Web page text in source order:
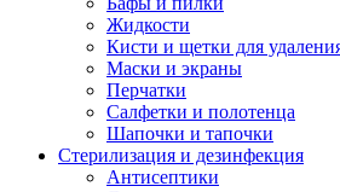
Жидкости
Кисти и щетки для
Маски и экраны
Перчатки
Салфетки и полотенца
Шапочки и тапочки
Стерилизация и дезинфекция
Антисептики